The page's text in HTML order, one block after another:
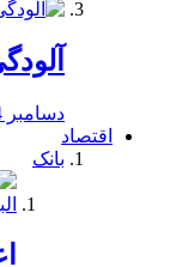
دسامبر 24, 2019
اقتصاد
بانک